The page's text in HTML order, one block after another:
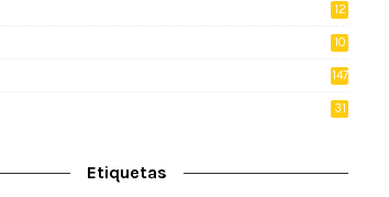
12
10
147
31
Etiquetas